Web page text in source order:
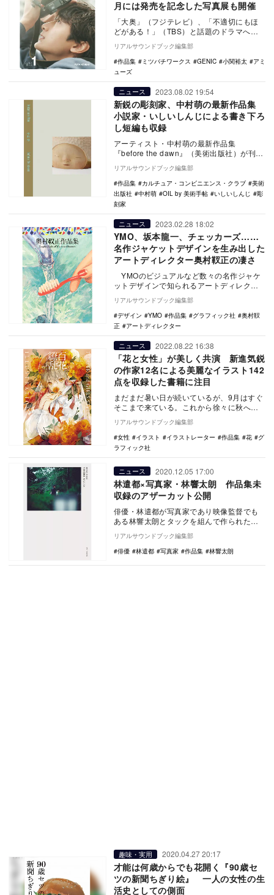
月には発売を記念した写真展も開催
「大奥」（フジテレビ）、「不適切にもほ
どがある！」（TBS）と話題のドラマへ立
て続けに出演し、5月16日(木)からはミュー
ジカル…
リアルサウンドブック編集部
作品集
ミツバチワークス GENIC 小関裕太
アミ
ューズ
ニュース 2023.08.02 19:54
新鋭の彫刻家、中村萌の最新作品集
小説家・いしいしんじによる書き下ろ
し短編も収録
アーティスト・中村萌の最新作品集
『before the dawn』（美術出版社）が刊行
される。8月7日（月）の一般販売に先駆け
て…
リアルサウンドブック編集部
作品集
カルチュア・コンビニエンス・クラブ
美術
出版社
中村萌 OIL by 美術手帖 いしいしんじ
彫
刻家
ニュース 2023.02.28 18:02
YMO、坂本龍一、チェッカーズ……
名作ジャケットデザインを生み出した
アートディレクター奥村靫正の凄さ
YMOのビジュアルなど数々の名作ジャケ
ットデザインで知られるアートディレクタ
ー・奥村靫正の約半世紀にわたるデザイン
ワークを…
リアルサウンドブック編集部
デザイン
YMO 作品集 グラフィック社
奥村靫
正
アートディレクター
ニュース 2022.08.22 16:38
「花と女性」が美しく共演 新進気鋭
の作家12名による美麗なイラスト142
点を収録した書籍に注目
まだまだ暑い日が続いているが、9月はすぐ
そこまで来ている。これから徐々に秋へと
変化し、過ごしやすい季節がやってくる。
そこで楽しみ…
リアルサウンドブック編集部
女性
イラスト イラストレーター 作品集 花
グ
ラフィック社
ニュース 2020.12.05 17:00
林遣都×写真家・林響太朗 作品集未
収録のアザーカット公開
俳優・林遣都が写真家であり映像監督でも
ある林響太朗とタックを組んで作られた書
籍『林遣都 作品集 THREE TALES』が林
の3…
リアルサウンドブック編集部
俳優
林遣都 写真家 作品集 林響太朗
趣味・実用 2020.04.27 20:17
才能は何歳からでも花開く『90歳セ
ツの新聞ちぎり絵』 一人の女性の生
活史としての側面